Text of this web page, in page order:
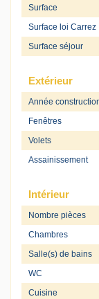
Surface
Surface loi Carrez
Surface séjour
Extérieur
Année
Fenêtres
Volets
Assainissement
Intérieur
Nombre pièces
Chambres
Salle(s) de bains
WC
Cuisine